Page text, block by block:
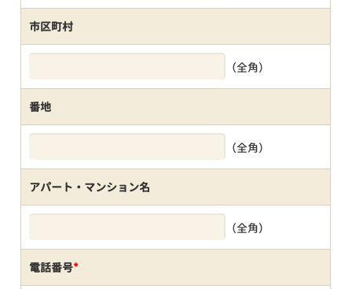
市区町村
（全角）
番地
（全角）
アパート・マンション名
（全角）
電話番号*